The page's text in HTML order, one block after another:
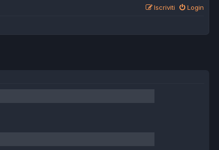
Login
Iscriviti